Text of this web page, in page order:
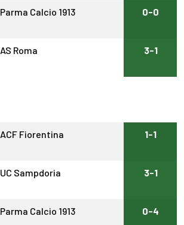
Parma Calcio 1913 0-0
AS Roma 3-1
ACF Fiorentina 1-1
UC Sampdoria 3-1
Parma Calcio 1913 0-4